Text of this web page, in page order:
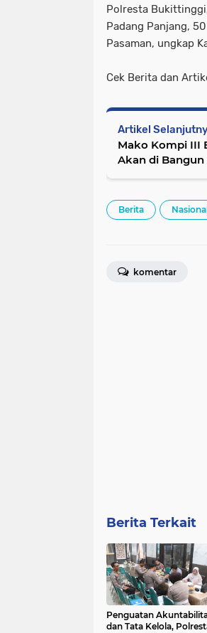
Polresta
Padang Panjang,
Pasaman, ungkap
Cek Berita dan
Artikel
Mako Kompi III
Akan di
Berita
komentar
Berita Terkait
Penguatan
dan Tata Kelola,